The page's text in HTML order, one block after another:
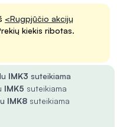
<Rugpjūčio akcijų
kiekis ribotas.
IMK3 suteikiama
IMK5 suteikiama
IMK8 suteikiama